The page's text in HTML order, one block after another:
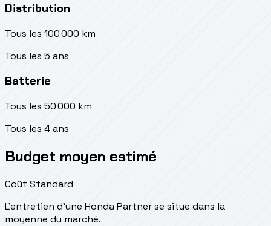
Distribution
Tous les 100 000 km
Tous les 5 ans
Batterie
Tous les 50 000 km
Tous les 4 ans
Budget moyen estimé
Coût Standard
L'entretien d'une Honda Partner se situe dans la
moyenne du marché.